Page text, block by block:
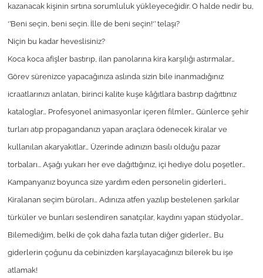
kazanacak kişinin sırtına sorumluluk yükleyeceğidir. O halde nedir bu,
‘’Beni seçin, beni seçin. İlle de beni seçin!‘’ telaşı?
Niçin bu kadar heveslisiniz?
Koca koca afişler bastırıp, ilan panolarına kira karşılığı astırmalar…
Görev sürenizce yapacağınıza aslında sizin bile inanmadığınız
icraatlarınızı anlatan, birinci kalite kuşe kâğıtlara bastırıp dağıttınız
kataloglar… Profesyonel animasyonlar içeren filmler… Günlerce şehir
turları atıp propagandanızı yapan araçlara ödenecek kiralar ve
kullanılan akaryakıtlar… Üzerinde adınızın basılı olduğu pazar
torbaları... Aşağı yukarı her eve dağıttığınız, içi hediye dolu poşetler…
Kampanyanız boyunca size yardım eden personelin giderleri…
Kiralanan seçim büroları… Adınıza atfen yazılıp bestelenen şarkılar
türküler ve bunları seslendiren sanatçılar, kaydını yapan stüdyolar…
Bilemediğim, belki de çok daha fazla tutan diğer giderler… Bu
giderlerin çoğunu da cebinizden karşılayacağınızı bilerek bu işe
atlamak!
Politika
Flaş Haber
Magazin
İş Dünyası
English News
Canlı Maç
Finans